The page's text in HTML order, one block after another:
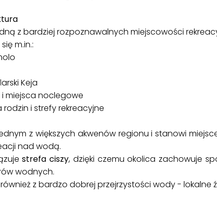
z bardziej rozpoznawalnych miejscowości
m.in.:
Keja
miejsca noclegowe
i strefy rekreacyjne
z większych akwenów regionu i stanowi
nad wodą.
strefa ciszy, dzięki czemu okolica zachowuje
wodnych.
z bardzo dobrej przejrzystości wody - lokalne